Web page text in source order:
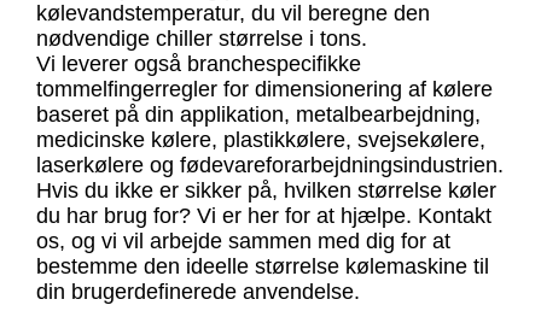
kølevandstemperatur, du vil beregne den
nødvendige chiller størrelse i tons.
Vi leverer også branchespecifikke
tommelfingerregler for dimensionering af kølere
baseret på din applikation, metalbearbejdning,
medicinske kølere, plastikkølere, svejsekølere,
laserkølere og fødevareforarbejdningsindustrien.
Hvis du ikke er sikker på, hvilken størrelse køler
du har brug for? Vi er her for at hjælpe. Kontakt
os, og vi vil arbejde sammen med dig for at
bestemme den ideelle størrelse kølemaskine til
din brugerdefinerede anvendelse.